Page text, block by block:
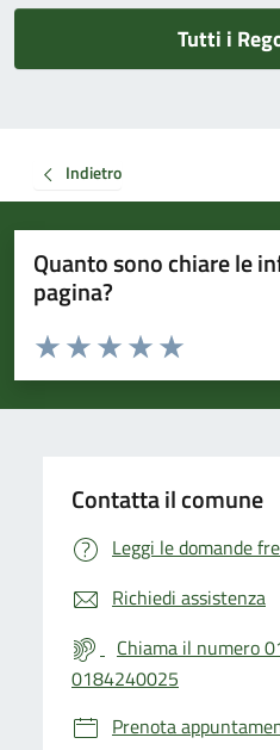
Tutti i
Indietro
Quanto sono chiare le
pagina?
Valuta da 1 a 5 stelle la pagina
Valuta 5 stelle
Valuta 4 stelle su 5
Valuta 3 stelle su 5
Valuta 2 stelle su 5
Valuta 1 stelle su 5
Contatta il comune
Leggi le domande
Richiedi assistenza
Chiama il numero
0184240025
Prenota